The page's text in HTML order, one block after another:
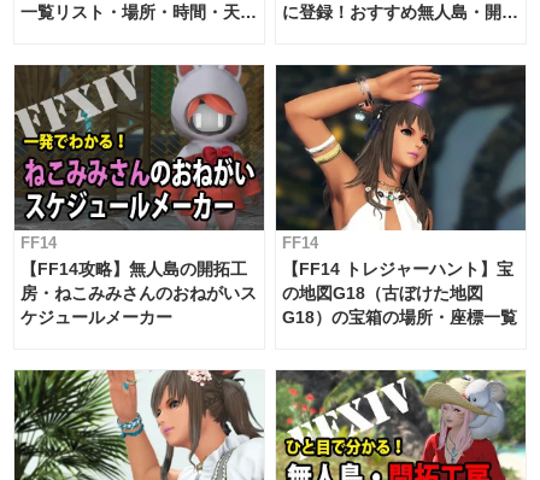
一覧リスト・場所・時間・天
に登録！おすすめ無人島・開拓
FF14
【FF14攻略】無人島の開拓工
房・ねこみみさんのおねがいス
ケジュールメーカー
FF14
【FF14 トレジャーハント】宝
の地図G18（古ぼけた地図
G18）の宝箱の場所・座標一覧